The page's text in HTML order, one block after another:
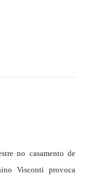
no casamento de
Visconti provoca